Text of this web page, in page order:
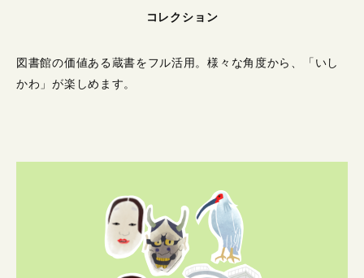
コレクション
図書館の価値ある蔵書をフル活用。様々な角度から、「いし
かわ」が楽しめます。